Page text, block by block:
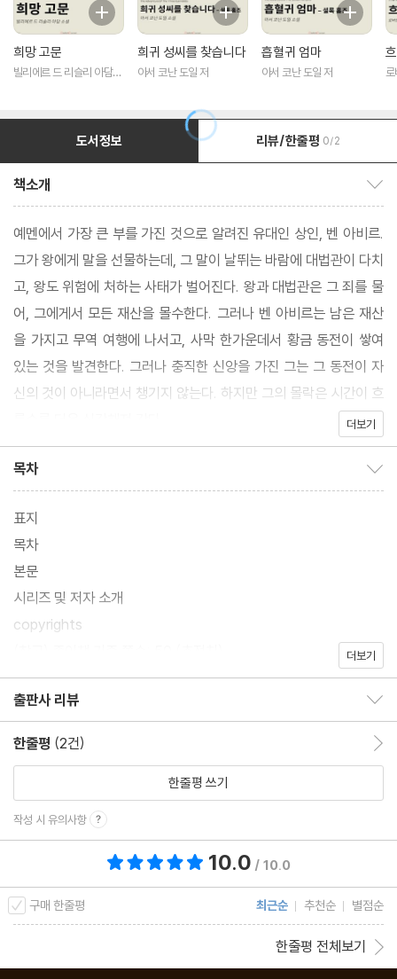
희망 고문
빌리에르 드 리슬리 아담
희귀 성씨를 찾습니다
아서 코난 도일 저
흡혈귀 엄마
아서 코난 도일 저
도서정보 리뷰/한줄평 0/2
책소개
예멘에서 가장 큰 부를 가진 것으로 알려진 유대인 상인, 벤 아비르.
그가 왕에게 말을 선물하는데, 그 말이 날뛰는 바람에 대법관이 다치
고, 왕도 위험에 처하는 사태가 벌어진다. 왕과 대법관은 그 죄를 물
어, 그에게서 모든 재산을 몰수한다. 그러나 벤 아비르는 남은 재산
을 가지고 무역 여행에 나서고, 사막 한가운데서 황금 동전이 쌓여
있는 것을 발견한다. 그러나 충직한 신앙을 가진 그는 그 동전이 자
신의 것이 아니라면서 챙기지 않는다. 하지만 그의 몰락은 시간이 흐
더보기
목차
표지
목차
본문
시리즈 및 저자 소개
copyrights
더보기
출판사 리뷰
한줄평 (2건)
한줄평 쓰기
작성 시 유의사항
10.0 / 10.0
구매 한줄평 최근순 추천순 별점순
한줄평 전체보기